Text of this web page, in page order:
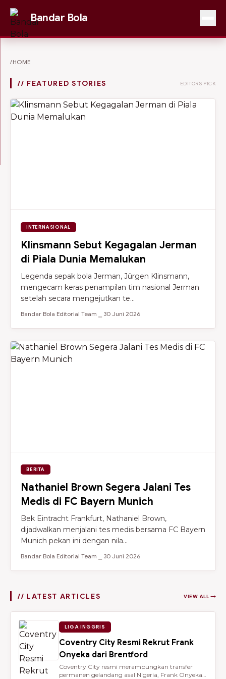
Bandar Bola
/HOME
// FEATURED STORIES EDITOR'S PICK
INTERNASIONAL
Klinsmann Sebut Kegagalan Jerman
di Piala Dunia Memalukan
Legenda sepak bola Jerman, Jürgen Klinsmann,
mengecam keras penampilan tim nasional Jerman
setelah secara mengejutkan te...
Bandar Bola Editorial Team ⎯ 30 Juni 2026
BERITA
Nathaniel Brown Segera Jalani Tes
Medis di FC Bayern Munich
Bek Eintracht Frankfurt, Nathaniel Brown,
dijadwalkan menjalani tes medis bersama FC Bayern
Munich pekan ini dengan nila...
Bandar Bola Editorial Team ⎯ 30 Juni 2026
// LATEST ARTICLES VIEW ALL →
LIGA INGGRIS
Coventry City Resmi Rekrut Frank
Onyeka dari Brentford
Coventry City resmi merampungkan transfer
permanen gelandang asal Nigeria, Frank Onyeka,